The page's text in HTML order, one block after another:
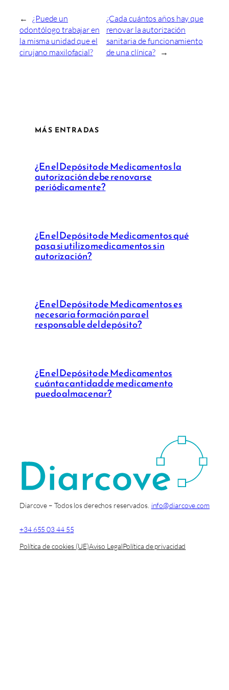
←
¿Puede un
odontólogo trabajar en
la misma unidad que el
cirujano maxilofacial?
¿Cada cuántos años hay que
renovar la autorización
sanitaria de funcionamiento
de una clínica? →
MÁS ENTRADAS
¿En el Depósito de Medicamentos la
autorización debe renovarse
periódicamente?
¿En el Depósito de Medicamentos qué
pasa si utilizo medicamentos sin
autorización?
¿En el Depósito de Medicamentos es
necesaria formación para el
responsable del depósito?
¿En el Depósito de Medicamentos
cuánta cantidad de medicamento
puedo almacenar?
Diarcove – Todos los derechos reservados. info@diarcove.com
+34 655 03 44 55
Política de cookies (UE)Aviso LegalPolítica de privacidad